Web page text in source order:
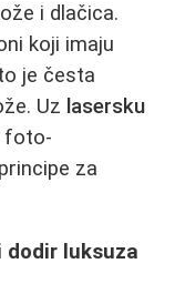
i dlačica.
koji imaju
je česta
Uz lasersku
foto-
za
dodir luksuza